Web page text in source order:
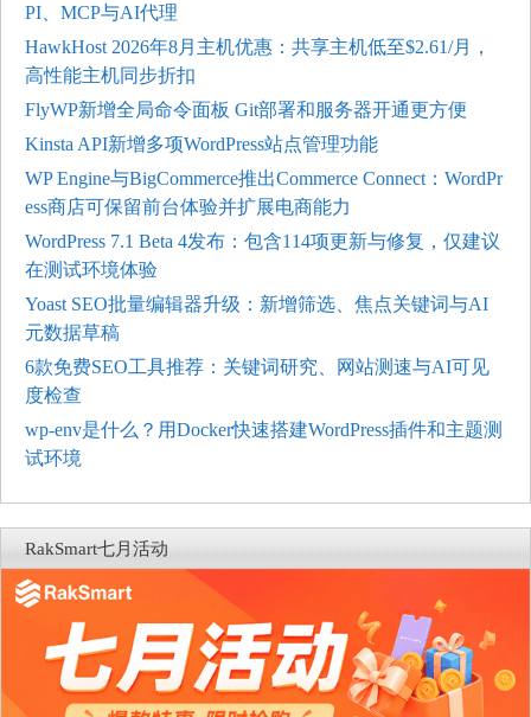
PI、MCP与AI代理
HawkHost 2026年8月主机优惠：共享主机低至$2.61/月，
高性能主机同步折扣
FlyWP新增全局命令面板 Git部署和服务器开通更方便
Kinsta API新增多项WordPress站点管理功能
WP Engine与BigCommerce推出Commerce Connect：WordPr
ess商店可保留前台体验并扩展电商能力
WordPress 7.1 Beta 4发布：包含114项更新与修复，仅建议
在测试环境体验
Yoast SEO批量编辑器升级：新增筛选、焦点关键词与AI
元数据草稿
6款免费SEO工具推荐：关键词研究、网站测速与AI可见
度检查
wp-env是什么？用Docker快速搭建WordPress插件和主题测
试环境
RakSmart七月活动